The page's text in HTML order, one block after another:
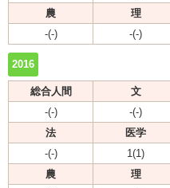
農
理
-(-)
-(-)
2016
総合人間 文
-(-)
-(-)
法
医学
-(-)
1(1)
農
理